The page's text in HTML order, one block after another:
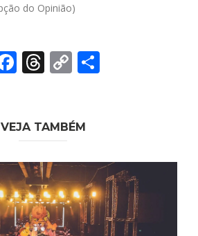
do Opinião)
Facebook
Threads
Copy
VEJA TAMBÉM